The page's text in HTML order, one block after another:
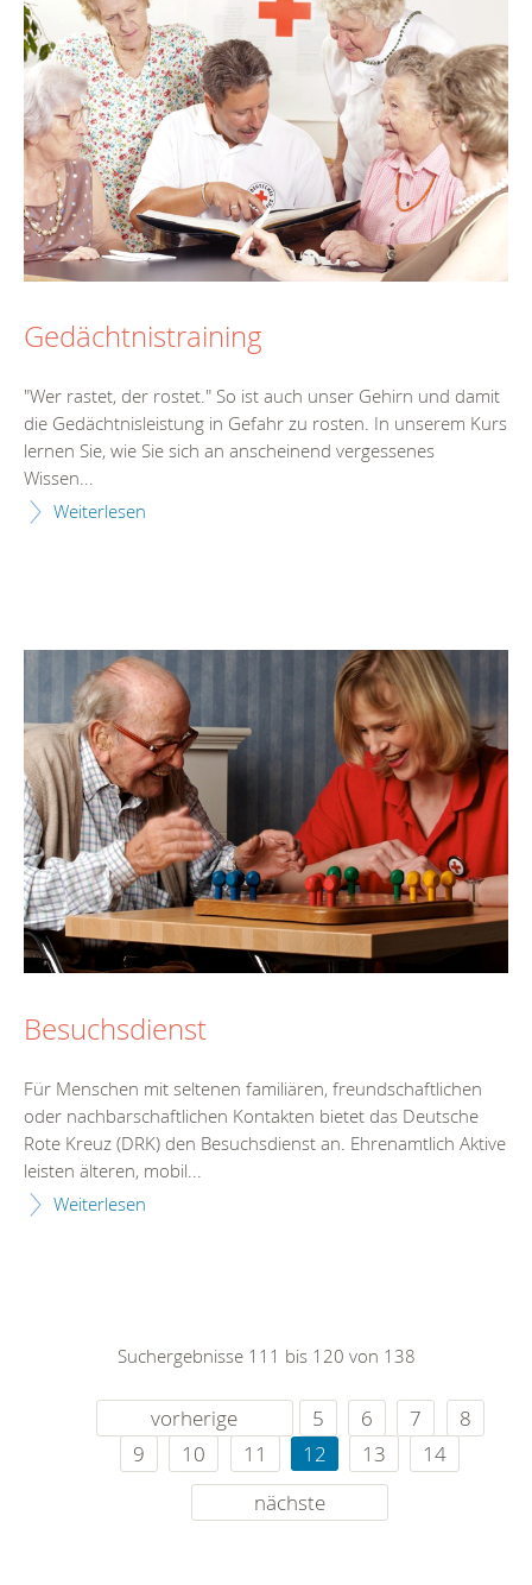
Gedächtnistraining
"Wer rastet, der rostet." So ist auch unser Gehirn und damit
die Gedächtnisleistung in Gefahr zu rosten. In unserem Kurs
lernen Sie, wie Sie sich an anscheinend vergessenes
Wissen...
Weiterlesen
Besuchsdienst
Für Menschen mit seltenen familiären, freundschaftlichen
oder nachbarschaftlichen Kontakten bietet das Deutsche
Rote Kreuz (DRK) den Besuchsdienst an. Ehrenamtlich Aktive
leisten älteren, mobil...
Weiterlesen
Suchergebnisse 111 bis 120 von 138
vorherige 5 6 7
8
9
10 11 12 13
14
nächste